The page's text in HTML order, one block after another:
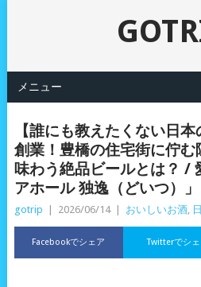
メニュー
【誰にも教えたくない日
創業！豊橋の住宅街に佇
味わう絶品ビールとは？ /
アホール 独逸（どいつ）」
gotrip 2026/06/14 おいしいお酒,
Facebookでシェア Twitterでシェ